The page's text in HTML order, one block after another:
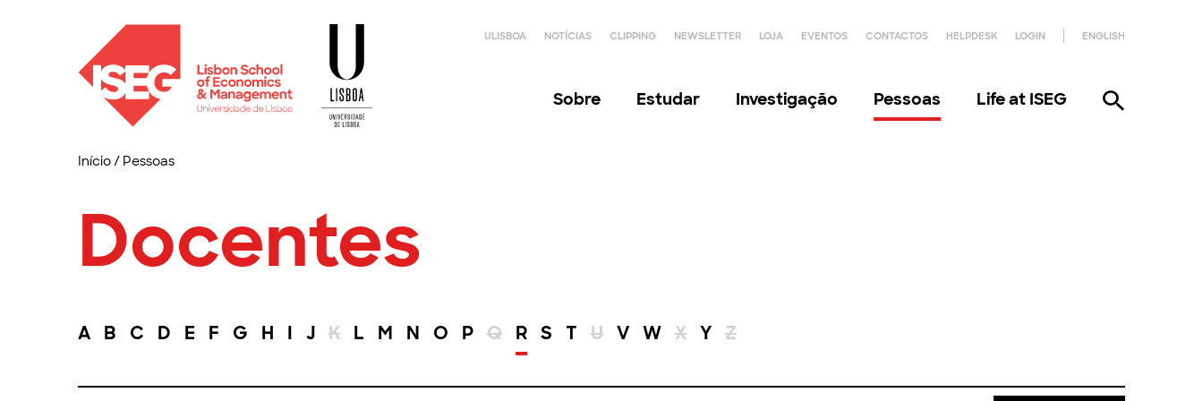
ULISBOA NOTÍCIAS CLIPPING NEWSLETTER LOJA EVENTOS CONTACTOS HELPDESK LOGIN ENGLISH
Sobre Estudar Investigação Pessoas Life at ISEG
Início/ Pessoas
Docentes
A B C D E F G H I J K L M N O P Q R S T U V W X Y Z